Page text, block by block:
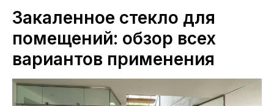
Закаленное стекло для
помещений: обзор всех
вариантов применения